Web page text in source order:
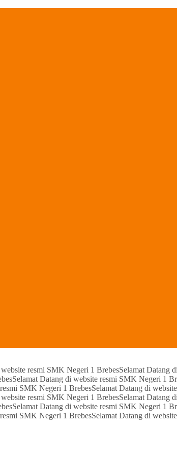
resmi SMK Negeri 1 BrebesSelamat Datang
Selamat Datang di website resmi SMK Negeri 1
SMK Negeri 1 BrebesSelamat Datang di
resmi SMK Negeri 1 BrebesSelamat Datang
Selamat Datang di website resmi SMK Negeri 1
SMK Negeri 1 BrebesSelamat Datang di